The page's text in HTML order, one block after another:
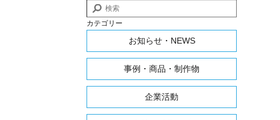
カテゴリー
お知らせ・NEWS
事例・商品・制作物
企業活動